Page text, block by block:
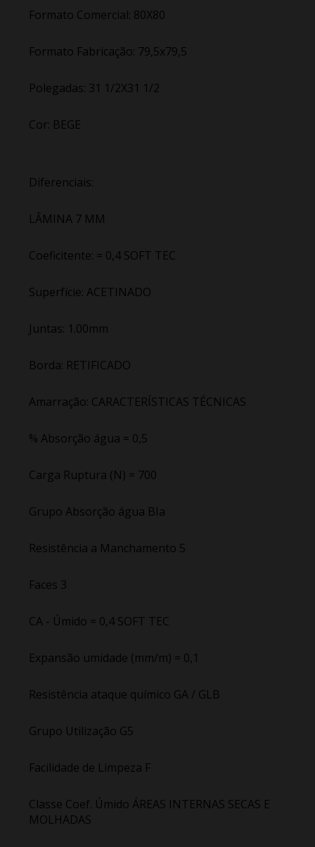
Formato Comercial: 80X80
Formato Fabricação: 79,5x79,5
Polegadas: 31 1/2X31 1/2
Cor: BEGE
Diferenciais:
LÂMINA 7 MM
Coeficitente: = 0,4 SOFT TEC
Superfície: ACETINADO
Juntas: 1.00mm
Borda: RETIFICADO
Amarração: CARACTERÍSTICAS TÉCNICAS
% Absorção água = 0,5
Carga Ruptura (N) = 700
Grupo Absorção água BIa
Resistência a Manchamento 5
Faces 3
CA - Úmido = 0,4 SOFT TEC
Expansão umidade (mm/m) = 0,1
Resistência ataque químico GA / GLB
Grupo Utilização G5
Facilidade de Limpeza F
Classe Coef. Úmido ÁREAS INTERNAS SECAS E
MOLHADAS